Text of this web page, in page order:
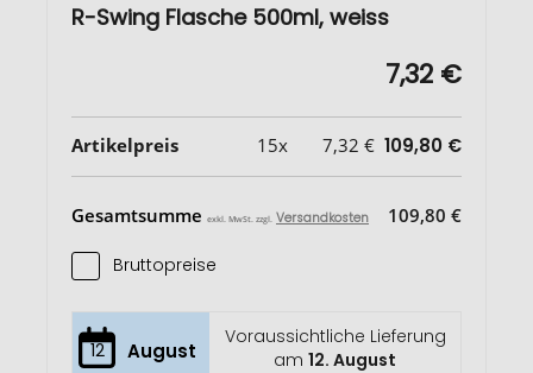
R-Swing Flasche 500ml, weiss
7,32 €
Artikelpreis 15x 7,32 € 109,80 €
Gesamtsumme exkl. MwSt. zzgl. Versandkosten 109,80 €
Bruttopreise
12 August
Voraussichtliche Lieferung
am12. August